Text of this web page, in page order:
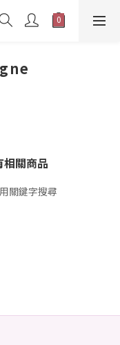
關商品
關鍵字搜尋